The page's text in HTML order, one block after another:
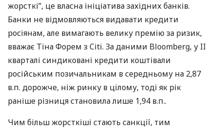
жорсткі”, це власна ініціатива західних банків.
Банки не відмовляються видавати кредити
росіянам, але вимагають велику премію за ризик,
вважає Тіна Форем з Citi. За даними Bloomberg, у II
кварталі синдиковані кредити коштівали
російським позичальникам в середньому на 2,87
в.п. дорожче, ніж ринку в цілому, тоді як рік
раніше різниця становила лише 1,94 в.п..
Чим більш жорсткіші стають санкції, тим